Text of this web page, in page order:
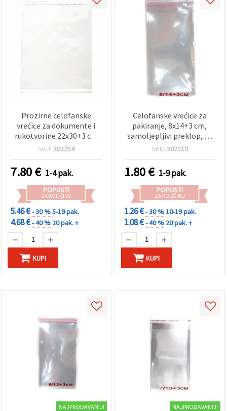
Prozirne celofanske
vrećice za dokumente i
rukotvorine 22x30+3 cm
sa samoljepljivom
SKU: 302254
7.80€ 1-4 pak.
POPUSTI
ZA KOLIČINU
5.46 €- 30 %5-19 pak.
4.68 €- 40 % 20 pak. +
KUPI
Celofanske vrećice za
pakiranje, 8x14+3 cm,
samoljepljivi preklop, 30
µm, prozirne - paket 200
SKU: 302219
1.80€ 1-9 pak.
POPUSTI
ZA KOLIČINU
1.26 €- 30 %10-19 pak.
1.08 €- 40 % 20 pak. +
KUPI
NAJPRODAVANIJI NAJPRODAVANIJI